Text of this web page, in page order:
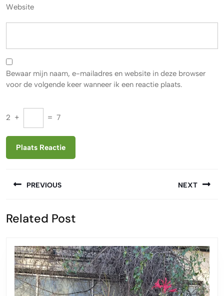
Website
Bewaar mijn naam, e-mailadres en website in deze browser
voor de volgende keer wanneer ik een reactie plaats.
2 + = 7
PREVIOUS
bericht:
NEXT
Related Post